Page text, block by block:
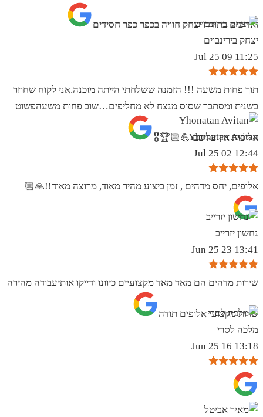
ואדיבים בתודה יצחק חוויה בכפר כפר חסידים
יצחק בירינבוים
11:25 09 Jul 25
תוך פחות משעה !!! הזמנה ששלחתי הייתה מוכנה.אני לקוח שחוזר
בשנית ומסתבר שסוס מנצח לא מחליפים…שוב פחות משעהפשוט
אליפות אין עליכם 💪🏻🏆🎖
Yhonatan Avitan
12:44 02 Jul 25
אלופים, יחס מדהים , זמן ביצוע מהיר מאוד, מרוצה מאוד!!🙏🏼
נחשון יזרייב
13:41 23 Jun 25
שירות מדהים הם מאד מאד מקצועיים כיוונו ודייקו אותיעבודה מהירה
שרות מקצועי אלופים תודה
מלכה לסרי
13:18 16 Jun 25